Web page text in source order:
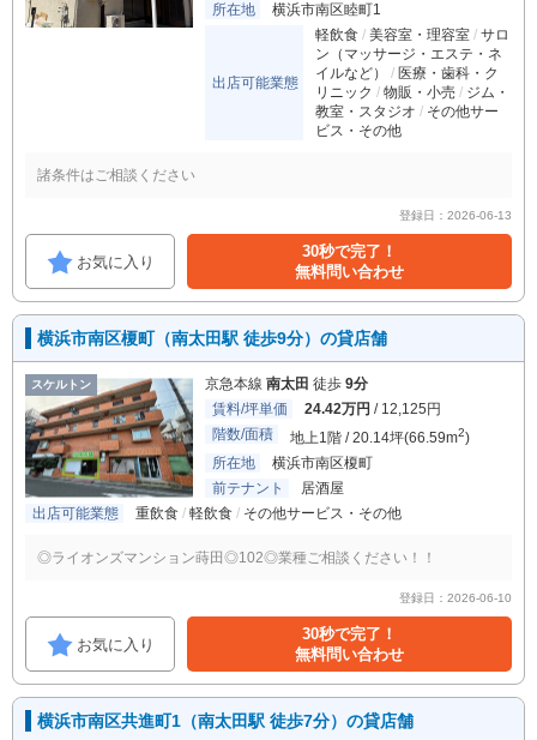
所在地
横浜市南区睦町1
出店可能業態
軽飲食 美容室・理容室
サロ
ン（マッサージ・エステ・ネ
イルなど）
医療・歯科・ク
リニック
物販・小売
ジム・
教室・スタジオ
その他サー
ビス・その他
諸条件はご相談ください
登録日：2026-06-13
お気に入り
30秒で完了！
無料問い合わせ
横浜市南区榎町（南太田駅 徒歩9分）の貸店舗
スケルトン 京急本線 南太田 徒歩 9分
賃料/坪単価
24.42万円 / 12,125円
階数/面積
地上1階 / 20.14坪(66.59m2)
所在地
横浜市南区榎町
前テナント
居酒屋
出店可能業態
重飲食 軽飲食 その他サービス・その他
◎ライオンズマンション蒔田◎102◎業種ご相談ください！！
登録日：2026-06-10
お気に入り
30秒で完了！
無料問い合わせ
横浜市南区共進町1（南太田駅 徒歩7分）の貸店舗